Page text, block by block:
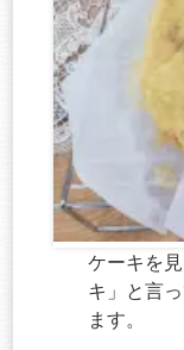
ケーキを
キ」と言
ます。